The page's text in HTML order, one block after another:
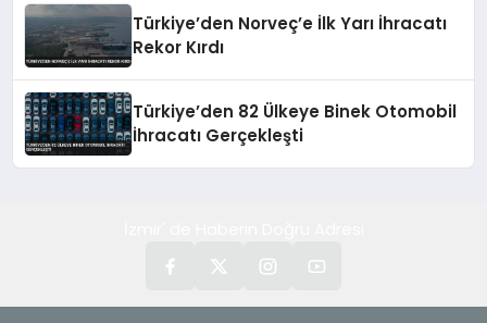
Türkiye’den Norveç’e İlk Yarı İhracatı
Rekor Kırdı
Türkiye’den 82 Ülkeye Binek Otomobil
İhracatı Gerçekleşti